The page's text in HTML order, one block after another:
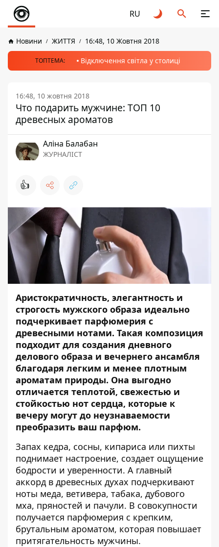
RU
Новини ЖИТТЯ 16:48, 10 Жовтня 2018
ТОПТЕМА: Відключення світла у столиці
16:48, 10 жовтня 2018
Что подарить мужчине: ТОП 10
древесных ароматов
Аліна Балабан
ЖУРНАЛІСТ
👍
Аристократичность, элегантность и
строгость мужского образа идеально
подчеркивает парфюмерия с
древесными нотами. Такая композиция
подходит для создания дневного
делового образа и вечернего ансамбля
благодаря легким и менее плотным
ароматам природы. Она выгодно
отличается теплотой, свежестью и
стойкостью нот сердца, которые к
вечеру могут до неузнаваемости
преобразить ваш парфюм.
Запах кедра, сосны, кипариса или пихты
поднимает настроение, создает ощущение
бодрости и уверенности. А главный
аккорд в древесных духах подчеркивают
ноты меда, ветивера, табака, дубового
мха, пряностей и пачули. В совокупности
получается парфюмерия с крепким,
брутальным ароматом, которая повышает
притягательность мужчины.